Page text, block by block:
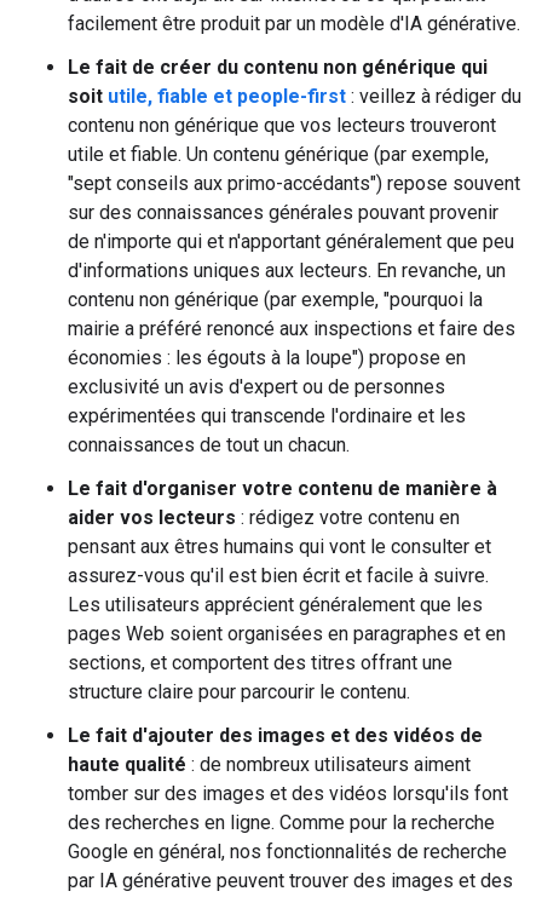
facilement être produit par un modèle d'IA générative.
Le fait de créer du contenu non générique qui
soit utile, fiable et people-first : veillez à rédiger du
contenu non générique que vos lecteurs trouveront
utile et fiable. Un contenu générique (par exemple,
"sept conseils aux primo-accédants") repose souvent
sur des connaissances générales pouvant provenir
de n'importe qui et n'apportant généralement que peu
d'informations uniques aux lecteurs. En revanche, un
contenu non générique (par exemple, "pourquoi la
mairie a préféré renoncé aux inspections et faire des
économies : les égouts à la loupe") propose en
exclusivité un avis d'expert ou de personnes
expérimentées qui transcende l'ordinaire et les
connaissances de tout un chacun.
Le fait d'organiser votre contenu de manière à
aider vos lecteurs : rédigez votre contenu en
pensant aux êtres humains qui vont le consulter et
assurez-vous qu'il est bien écrit et facile à suivre.
Les utilisateurs apprécient généralement que les
pages Web soient organisées en paragraphes et en
sections, et comportent des titres offrant une
structure claire pour parcourir le contenu.
Le fait d'ajouter des images et des vidéos de
haute qualité : de nombreux utilisateurs aiment
tomber sur des images et des vidéos lorsqu'ils font
des recherches en ligne. Comme pour la recherche
Google en général, nos fonctionnalités de recherche
par IA générative peuvent trouver des images et des